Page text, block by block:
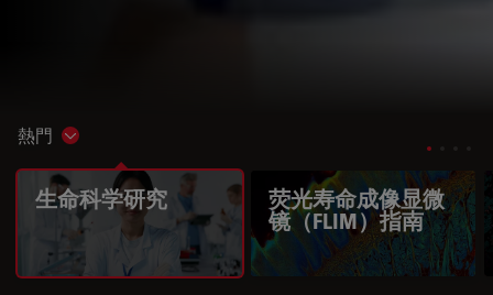
熱門 Show subnavigation
生命科学研究
荧光寿命成像显微
镜（FLIM）指南